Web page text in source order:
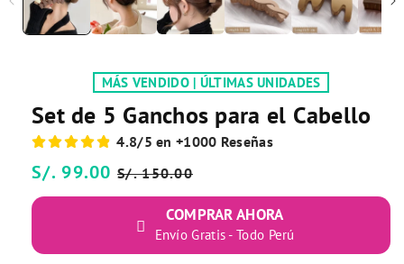
MÁS VENDIDO | ÚLTIMAS UNIDADES
Set de 5 Ganchos para el Cabello
4.8/5 en +1000 Reseñas
Precio
habitual
S/. 99.00 Precio
de
oferta
S/. 150.00
COMPRAR AHORA
Envío Gratis - Todo Perú